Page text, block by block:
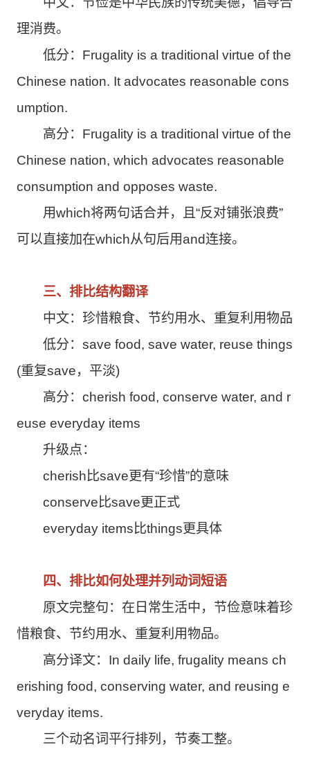
理消费。
低分：Frugality is a traditional virtue of the
Chinese nation. It advocates reasonable cons
umption.
高分：Frugality is a traditional virtue of the
Chinese nation, which advocates reasonable
consumption and opposes waste.
用which将两句话合并，且“反对铺张浪费”
可以直接加在which从句后用and连接。
三、排比结构翻译
中文：珍惜粮食、节约用水、重复利用物品
低分：save food, save water, reuse things
(重复save，平淡)
高分：cherish food, conserve water, and r
euse everyday items
升级点：
cherish比save更有“珍惜”的意味
conserve比save更正式
everyday items比things更具体
四、排比如何处理并列动词短语
原文完整句：在日常生活中，节俭意味着珍
惜粮食、节约用水、重复利用物品。
高分译文：In daily life, frugality means ch
erishing food, conserving water, and reusing e
veryday items.
三个动名词平行排列，节奏工整。